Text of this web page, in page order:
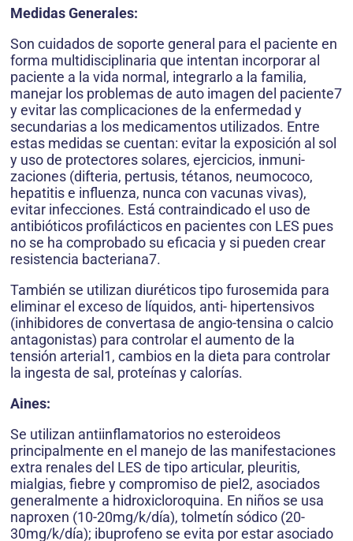
Medidas Generales:
Son cuidados de soporte general para el paciente en
forma multidisciplinaria que intentan incorporar al
paciente a la vida normal, integrarlo a la familia,
manejar los problemas de auto imagen del paciente7
y evitar las complicaciones de la enfermedad y
secundarias a los medicamentos utilizados. Entre
estas medidas se cuentan: evitar la exposición al sol
y uso de protectores solares, ejercicios, inmuni-
zaciones (difteria, pertusis, tétanos, neumococo,
hepatitis e influenza, nunca con vacunas vivas),
evitar infecciones. Está contraindicado el uso de
antibióticos profilácticos en pacientes con LES pues
no se ha comprobado su eficacia y si pueden crear
resistencia bacteriana7.
También se utilizan diuréticos tipo furosemida para
eliminar el exceso de líquidos, anti- hipertensivos
(inhibidores de convertasa de angio-tensina o calcio
antagonistas) para controlar el aumento de la
tensión arterial1, cambios en la dieta para controlar
la ingesta de sal, proteínas y calorías.
Aines:
Se utilizan antiinflamatorios no esteroideos
principalmente en el manejo de las manifestaciones
extra renales del LES de tipo articular, pleuritis,
mialgias, fiebre y compromiso de piel2, asociados
generalmente a hidroxicloroquina. En niños se usa
naproxen (10-20mg/k/día), tolmetín sódico (20-
30mg/k/día); ibuprofeno se evita por estar asociado